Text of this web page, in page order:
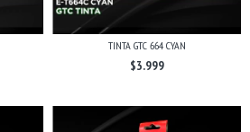
TINTA GTC 664 CYAN
$3.999